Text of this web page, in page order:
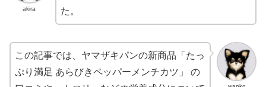
akira
た。
この記事では、ヤマザキパンの新商品「たっ
ぷり満足 あらびきペッパーメンチカツ」 の